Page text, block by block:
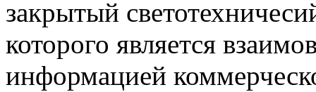
закрытый
которого является
информацией